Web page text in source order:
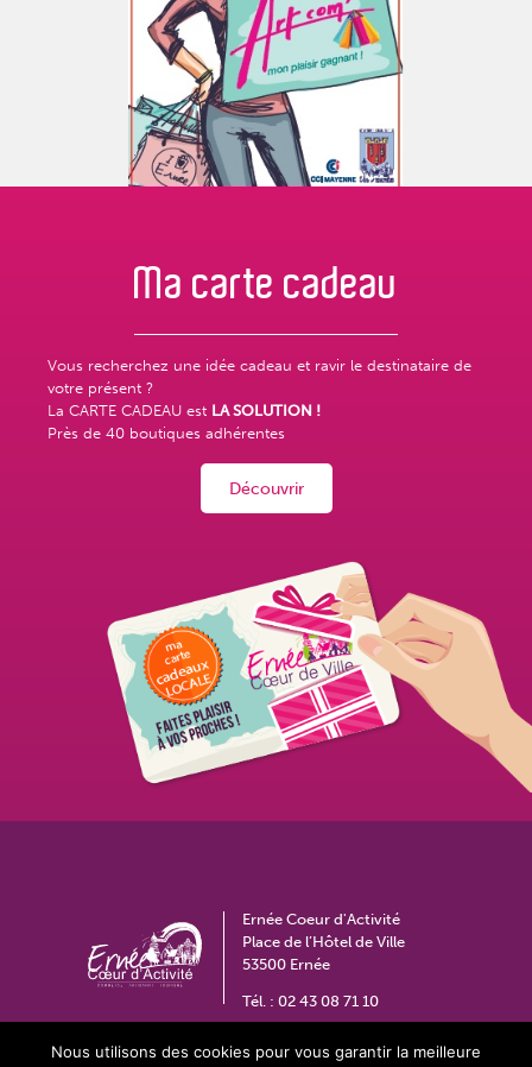
Ma carte cadeau
Vous recherchez une idée cadeau et ravir le destinataire de
votre présent ?
La CARTE CADEAU est LA SOLUTION !
Près de 40 boutiques adhérentes
Découvrir
Ernée Coeur d'Activité
Place de l’Hôtel de Ville
53500 Ernée
Tél. : 02 43 08 71 10
Nous utilisons des cookies pour vous garantir la meilleure